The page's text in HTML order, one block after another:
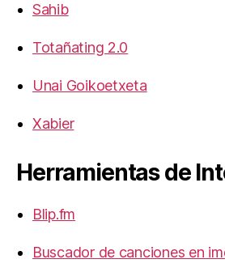
Sahib
Totañating 2.0
Unai Goikoetxeta
Xabier
Herramientas de
Blip.fm
Buscador de canciones en